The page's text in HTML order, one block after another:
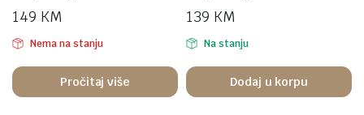
149 KM
Nema na stanju
Pročitaj više
139 KM
Na stanju
Dodaj u korpu